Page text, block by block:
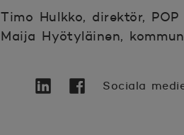
Timo Hulkko, direktör,
Maija Hyötyläinen,
Sociala